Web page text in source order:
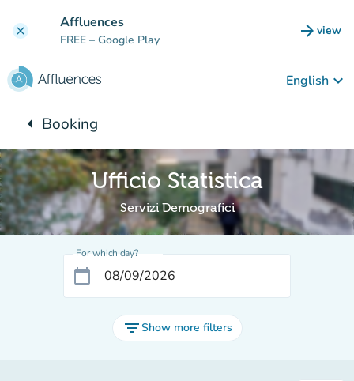
clear Affluences
FREE – Google Play arrow_forward view
(new
English keyboard_arrow_down
arrow_leftBack to:
Booking
Ufficio Statistica
Servizi Demografici
For which day?
calendar_today
filter_listShow more filters